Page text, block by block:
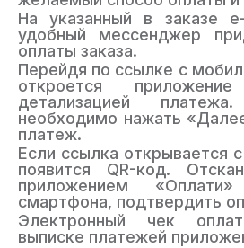
На указанный в заказе
удобный мессенджер
оплаты заказа.
Перейдя по ссылке с
откроется
детализацией
необходимо нажать
платеж.
Если ссылка открывается
появится QR-код.
приложением
смартфона, подтвердить
Электронный чек
выписке платежей